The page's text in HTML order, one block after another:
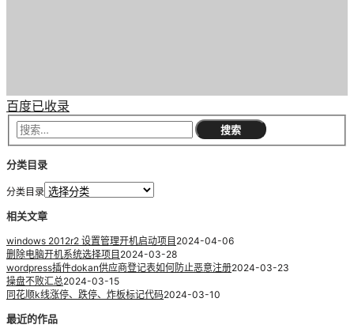
百度已收录
分类目录
分类目录
相关文章
windows 2012r2 设置管理开机启动项目 2024-04-06
删除电脑开机系统选择项目 2024-03-28
wordpress插件dokan供应商登记表如何防止恶意注册2024-03-23
操盘不败汇总2024-03-15
同花顺k线涨停、跌停、炸板标记代码2024-03-10
最近的作品